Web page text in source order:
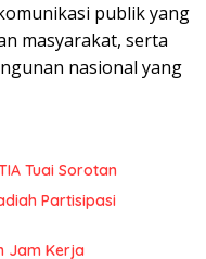
publik yang
masyarakat, serta
nasional yang
Tuai Sorotan
Partisipasi
Jam Kerja